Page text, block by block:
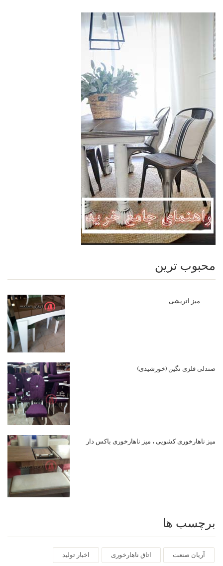
محبوب ترین
میز اتریشی
صندلی فلزی نگین (خورشیدی)
میز ناهارخوری کشویی ، میز ناهارخوری باکس دار
برچسب ها
آریان صنعت اتاق ناهارخوری اخبار تولید